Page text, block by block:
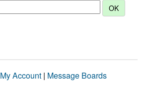
My Account | Message Boards